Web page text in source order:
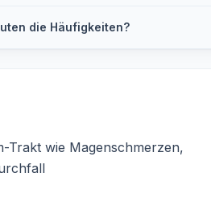
die Häufigkeiten?
Trakt wie Magenschmerzen,